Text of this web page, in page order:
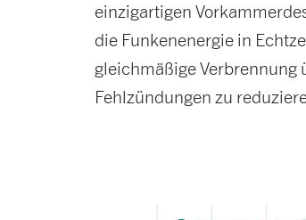
einzigartigen
die Funkenenergie in
gleichmäßige Verbrennung
Fehlzündungen zu